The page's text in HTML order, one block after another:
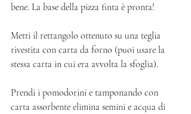
bene. La base della pizza finta è pronta!
Metti il rettangolo ottenuto su una teglia
rivestita con carta da forno (puoi usare la
stessa carta in cui era avvolta la sfoglia).
Prendi i pomodorini e tamponando con
carta assorbente elimina semini e acqua di